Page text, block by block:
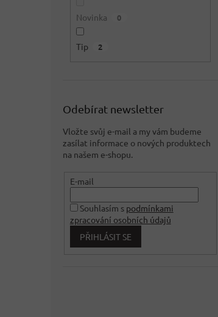
Novinka 0
Tip 2
Odebírat newsletter
Vložte svůj e-mail a my vám budeme
zasílat informace o nových produktech
na našem e-shopu.
E-mail
Souhlasím s podmínkami
zpracování osobních údajů
PŘIHLÁSIT SE